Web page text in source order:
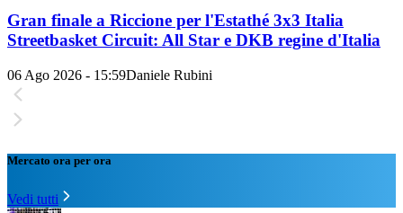
Gran finale a Riccione per l'Estathé 3x3 Italia
Streetbasket Circuit: All Star e DKB regine d'Italia
06 Ago 2026 - 15:59Daniele Rubini
Mercato ora per ora
Vedi tutti